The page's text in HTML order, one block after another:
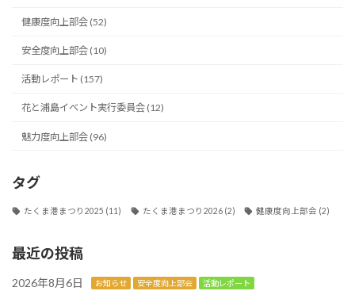
健康度向上部会 (52)
安全度向上部会 (10)
活動レポート (157)
花と浦島イベント実行委員会 (12)
魅力度向上部会 (96)
タグ
たくま港まつり2025 (11) たくま港まつり2026(2) 健康度向上部会 (2)
最近の投稿
2026年8月6日 お知らせ 安全度向上部会 活動レポート